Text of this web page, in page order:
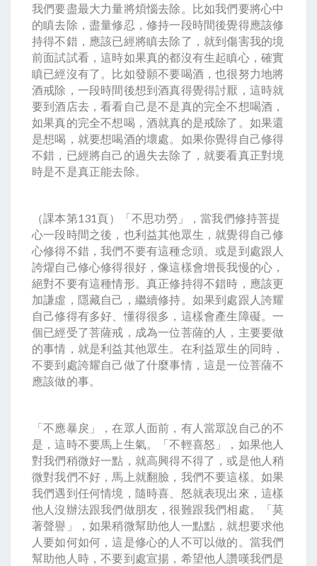
我們要盡最大力量將煩惱去除。比如我們要將心中
的瞋去除，盡量修忍，修持一段時間後覺得應該修
持得不錯，應該已經將瞋去除了，就到傷害我的境
前面試試看，這時如果真的都沒有生起瞋心，確實
瞋已經沒有了。比如發願不要喝酒，也很努力地將
酒戒除，一段時間後想到酒真得覺得討厭，這時就
要到酒店去，看看自己是不是真的完全不想喝酒，
如果真的完全不想喝，酒就真的是戒除了。如果還
是想喝，就要想喝酒的壞處。如果你覺得自己修得
不錯，已經將自己的過失去除了，就要看真正對境
時是不是真正能去除。
（課本第131頁）「不思功勞」，當我們修持菩提
心一段時間之後，也利益其他眾生，就覺得自己修
心修得不錯，我們不要有這種念頭。或是到處跟人
誇燿自己修心修得很好，像這樣會增長我慢的心，
絕對不要有這種情形。真正修持得不錯時，應該更
加謙虛，隱藏自己，繼續修持。如果到處跟人誇耀
自己修得有多好、懂得很多，這樣會產生障礙。一
個已經受了菩薩戒，成為一位菩薩的人，主要要做
的事情，就是利益其他眾生。在利益眾生的同時，
不要到處誇耀自己做了什麼事情，這是一位菩薩不
應該做的事。
「不應暴戾」，在眾人面前，有人當眾說自己的不
是，這時不要馬上生氣。「不輕喜怒」，如果他人
對我們稍微好一點，就高興得不得了，或是他人稍
微對我們不好，馬上就翻臉，我們不要這樣。如果
我們遇到任何情境，隨時喜、怒就表現出來，這樣
他人沒辦法跟我們做朋友，很難跟我們相處。「莫
著聲譽」，如果稍微幫助他人一點點，就想要求他
人要如何如何，這是修心的人不可以做的。當我們
幫助他人時，不要到處宣揚，希望他人讚嘆我們是